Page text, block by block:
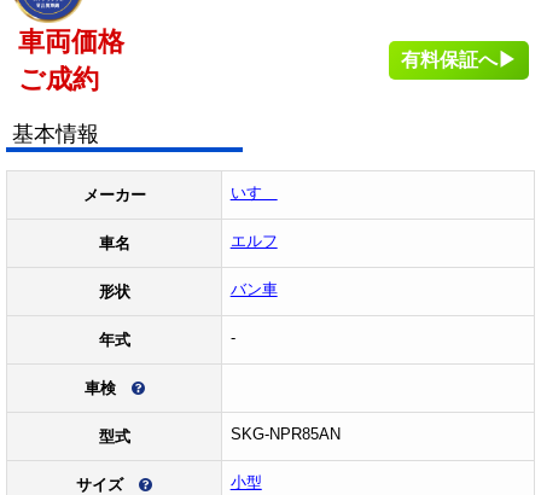
車両価格
ご成約
有料保証へ▶
基本情報
メーカー いすゞ
車名 エルフ
形状 バン車
年式 -
車検
型式 SKG-NPR85AN
サイズ 小型